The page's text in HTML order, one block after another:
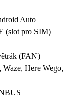
Auto
(slot pro SIM)
(FAN)
Waze, Here Wego,